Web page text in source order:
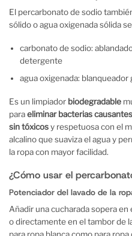
El percarbonato de sodio
sólido o agua oxigenada sólida
carbonato de sodio:
detergente
agua oxigenada:
Es un limpiador biodegradable
paraeliminar bacterias
sin tóxicosy respetuosa con el
alcalino que suaviza el agua y
la ropa con mayor facilidad.
¿Cómo usar el
Potenciador del lavado de la
Añadir una cucharada sopera
o directamente en el tambor de